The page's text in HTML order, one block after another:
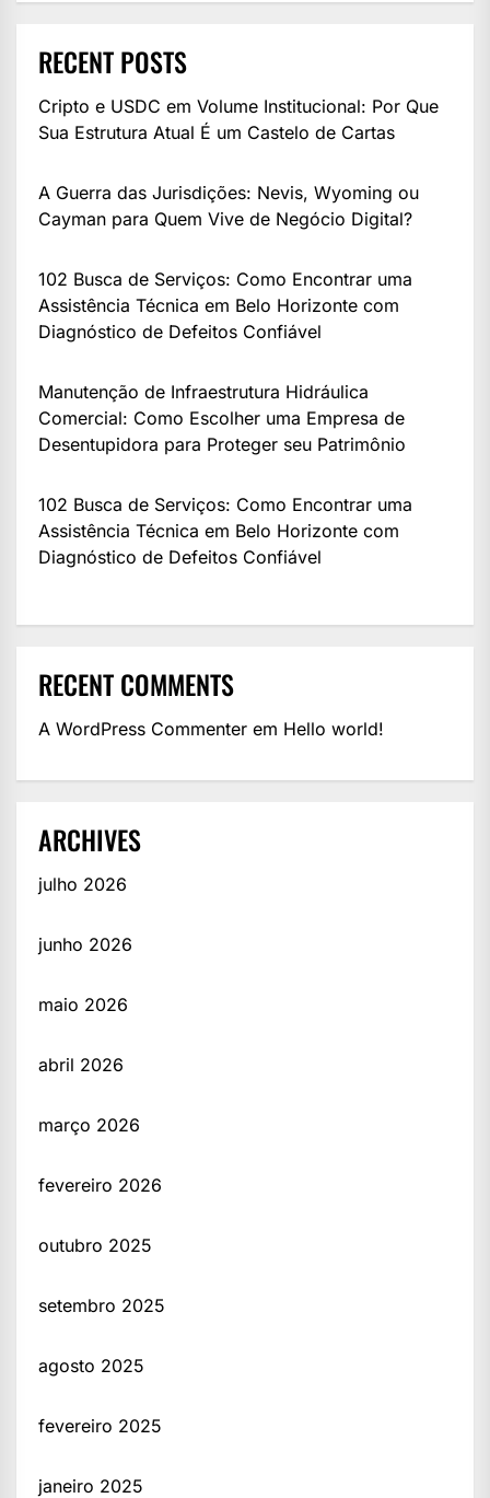
RECENT POSTS
Cripto e USDC em Volume Institucional: Por Que
Sua Estrutura Atual É um Castelo de Cartas
A Guerra das Jurisdições: Nevis, Wyoming ou
Cayman para Quem Vive de Negócio Digital?
102 Busca de Serviços: Como Encontrar uma
Assistência Técnica em Belo Horizonte com
Diagnóstico de Defeitos Confiável
Manutenção de Infraestrutura Hidráulica
Comercial: Como Escolher uma Empresa de
Desentupidora para Proteger seu Patrimônio
102 Busca de Serviços: Como Encontrar uma
Assistência Técnica em Belo Horizonte com
Diagnóstico de Defeitos Confiável
RECENT COMMENTS
A WordPress Commenter em Hello world!
ARCHIVES
julho 2026
junho 2026
maio 2026
abril 2026
março 2026
fevereiro 2026
outubro 2025
setembro 2025
agosto 2025
fevereiro 2025
janeiro 2025